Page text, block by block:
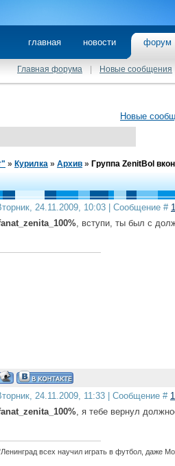
главная новости
Главная форума Новые сообщения
Новые
» Курилка » Архив » Группа ZenitBol
24.11.2009, 10:03 | Сообщение #
, вступи, ты был с
24.11.2009, 11:33 | Сообщение #
, я тебе вернул
всех научил играть в футбол, даже